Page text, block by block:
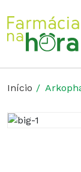
Início